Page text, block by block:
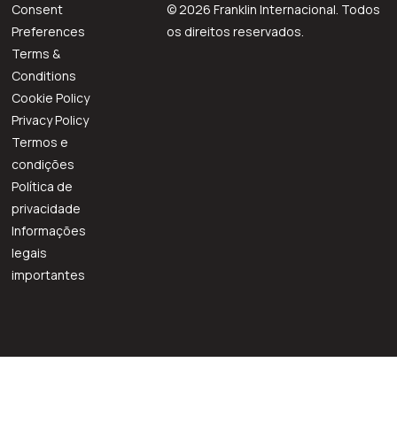
©2026 Franklin Internacional. Todos
os direitos reservados.
Consent
Preferences
Terms &
Conditions
Cookie Policy
Privacy Policy
Termos e
condições
Política de
privacidade
Informações
legais
importantes